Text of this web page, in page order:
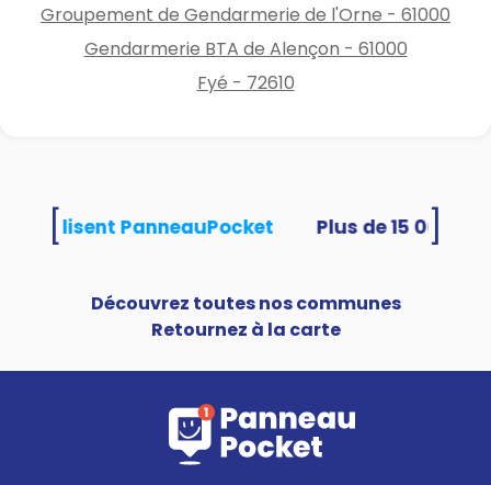
Groupement de Gendarmerie de l'Orne - 61000
Gendarmerie BTA de Alençon - 61000
Fyé - 72610
utilisent PanneauPocket
Découvrez toutes nos communes
Retournez à la carte